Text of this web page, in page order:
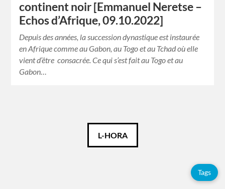
continent noir [Emmanuel Neretse –
Echos d’Afrique, 09.10.2022]
Depuis des années, la succession dynastique est instaurée
en Afrique comme au Gabon, au Togo et au Tchad où elle
vient d’être consacrée. Ce qui s’est fait au Togo et au
Gabon…
L-HORA
Tags